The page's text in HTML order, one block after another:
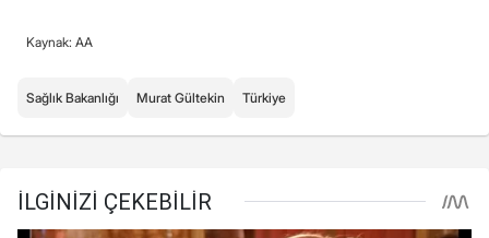
Kaynak: AA
Sağlık Bakanlığı Murat Gültekin Türkiye